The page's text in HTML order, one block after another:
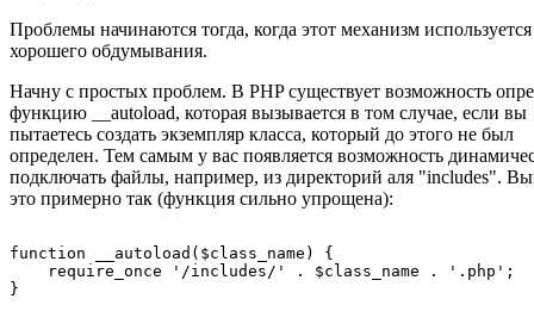
Проблемы начинаются тогда, когда этот механизм используется
хорошего обдумывания.
Начну с простых проблем. В PHP существует возможность
функцию __autoload, которая вызывается в том случае, если вы
пытаетесь создать экземпляр класса, который до этого не был
определен. Тем самым у вас появляется возможность
подключать файлы, например, из директорий аля "includes".
это примерно так (функция сильно упрощена):
function __autoload($class_name) {
    require_once '/includes/' . $class_name . '.php';